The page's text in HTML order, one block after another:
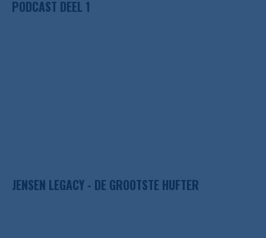
PODCAST DEEL 1
JENSEN LEGACY - DE GROOTSTE HUFTER